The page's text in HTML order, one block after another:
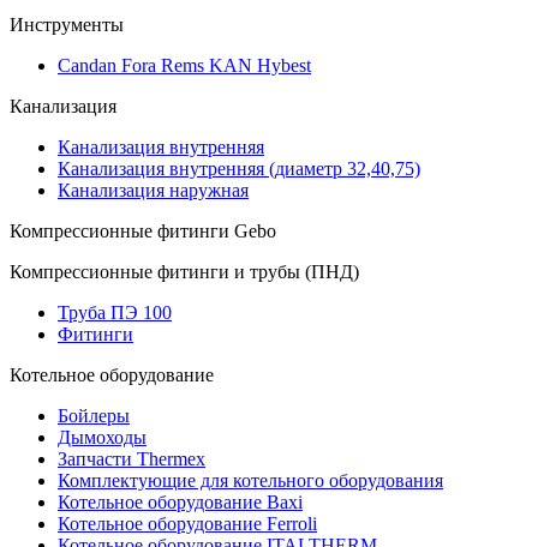
Инструменты
Candan Fora Rems KAN Hybest
Канализация
Канализация внутренняя
Канализация внутренняя (диаметр 32,40,75)
Канализация наружная
Компрессионные фитинги Gebo
Компрессионные фитинги и трубы (ПНД)
Труба ПЭ 100
Фитинги
Котельное оборудование
Бойлеры
Дымоходы
Запчасти Thermex
Комплектующие для котельного оборудования
Котельное оборудование Baxi
Котельное оборудование Ferroli